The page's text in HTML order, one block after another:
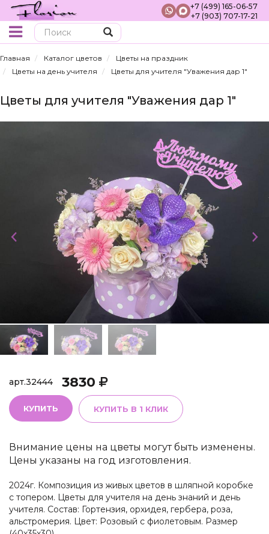
+7 (499) 165-06-57
+7 (903) 707-17-21
Главная Каталог цветов
Цветы на праздник
Цветы на день учителя
Цветы для учителя "Уважения дар 1"
Цветы для учителя "Уважения дар 1"
арт.32444 3830
КУПИТЬ КУПИТЬ В 1 КЛИК
Внимание цены на цветы могут быть изменены.
Цены указаны на год изготовления.
2024г. Композиция из живых цветов в шляпной коробке
с топером. Цветы для учителя на день знаний и день
учителя. Состав: Гортензия, орхидея, гербера, роза,
альстромерия. Цвет: Розовый с фиолетовым. Размер